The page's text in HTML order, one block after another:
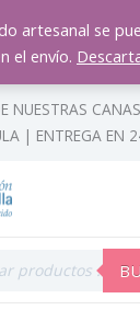
artesanal se
el envío.
NUESTRAS
| ENTREGA EN